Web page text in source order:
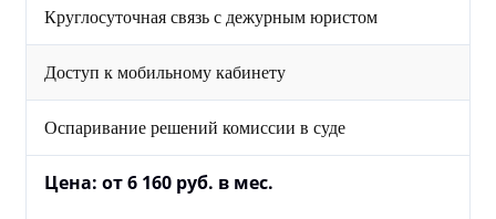
Круглосуточная связь с дежурным юристом
Доступ к мобильному кабинету
Оспаривание решений комиссии в суде
Цена: от 6 160 руб. в мес.